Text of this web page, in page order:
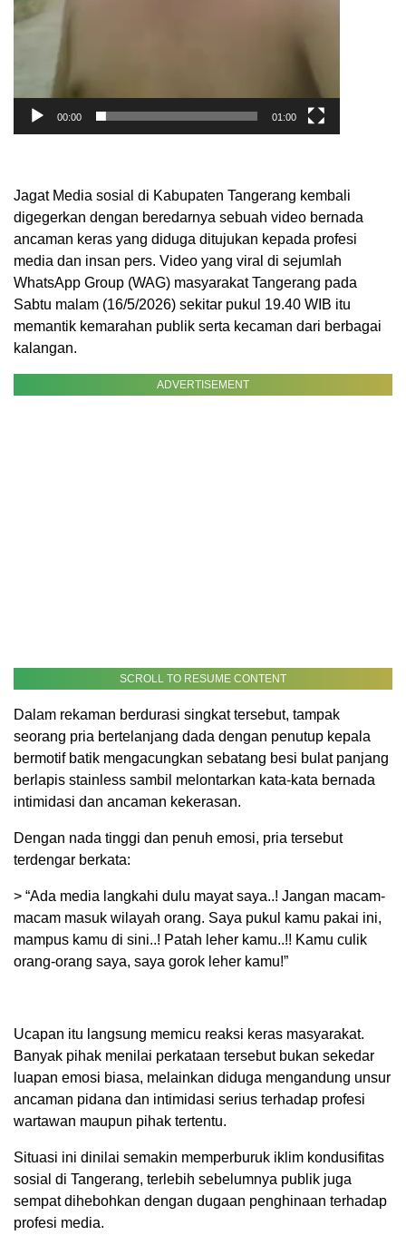
00:00 01:00
Jagat Media sosial di Kabupaten Tangerang kembali
digegerkan dengan beredarnya sebuah video bernada
ancaman keras yang diduga ditujukan kepada profesi
media dan insan pers. Video yang viral di sejumlah
WhatsApp Group (WAG) masyarakat Tangerang pada
Sabtu malam (16/5/2026) sekitar pukul 19.40 WIB itu
memantik kemarahan publik serta kecaman dari berbagai
kalangan.
ADVERTISEMENT
SCROLL TO RESUME CONTENT
Dalam rekaman berdurasi singkat tersebut, tampak
seorang pria bertelanjang dada dengan penutup kepala
bermotif batik mengacungkan sebatang besi bulat panjang
berlapis stainless sambil melontarkan kata-kata bernada
intimidasi dan ancaman kekerasan.
Dengan nada tinggi dan penuh emosi, pria tersebut
terdengar berkata:
> “Ada media langkahi dulu mayat saya..! Jangan macam-
macam masuk wilayah orang. Saya pukul kamu pakai ini,
mampus kamu di sini..! Patah leher kamu..!! Kamu culik
orang-orang saya, saya gorok leher kamu!”
Ucapan itu langsung memicu reaksi keras masyarakat.
Banyak pihak menilai perkataan tersebut bukan sekedar
luapan emosi biasa, melainkan diduga mengandung unsur
ancaman pidana dan intimidasi serius terhadap profesi
wartawan maupun pihak tertentu.
Situasi ini dinilai semakin memperburuk iklim kondusifitas
sosial di Tangerang, terlebih sebelumnya publik juga
sempat dihebohkan dengan dugaan penghinaan terhadap
profesi media.